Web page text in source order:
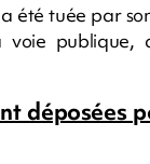
été tuée par
publique,
déposées